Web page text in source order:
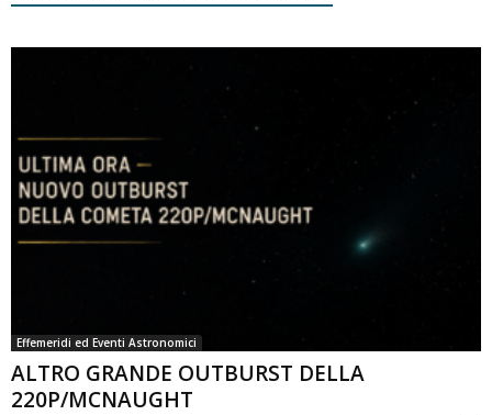
Effemeridi ed Eventi Astronomici
ALTRO GRANDE OUTBURST DELLA
220P/MCNAUGHT